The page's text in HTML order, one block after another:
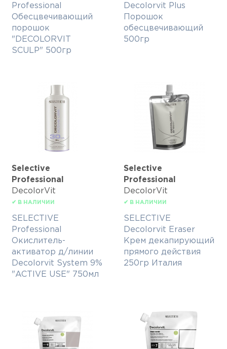
Professional
Обесцвечивающий
порошок
"DECOLORVIT
SCULP" 500гр
Decolorvit Plus
Порошок
обесцвечивающий
500гр
Selective
Professional
DecolorVit
✔ В НАЛИЧИИ
SELECTIVE
Professional
Окислитель-
активатор д/линии
Decolorvit System 9%
"ACTIVE USE" 750мл
Selective
Professional
DecolorVit
✔ В НАЛИЧИИ
SELECTIVE
Decolorvit Eraser
Крем декапирующий
прямого действия
250гр Италия